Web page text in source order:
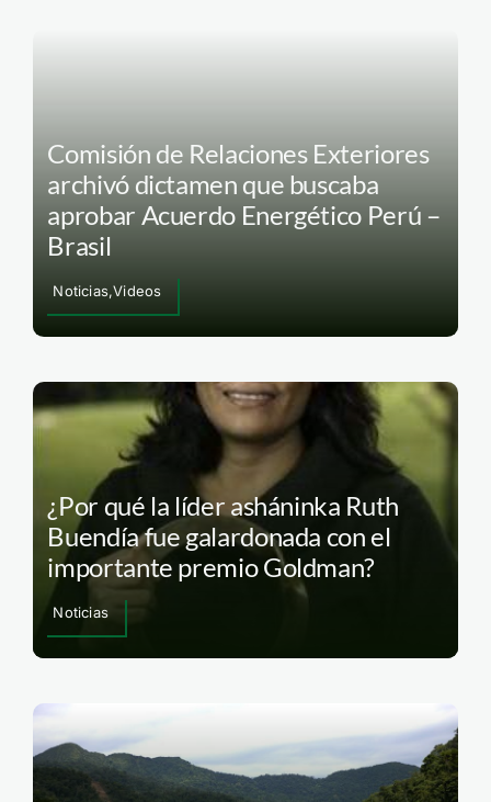
Comisión de Relaciones Exteriores
archivó dictamen que buscaba
aprobar Acuerdo Energético Perú –
Brasil
Noticias,Videos
¿Por qué la líder asháninka Ruth
Buendía fue galardonada con el
importante premio Goldman?
Noticias